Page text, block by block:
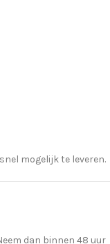
mogelijk te leveren.
dan binnen 48 uur